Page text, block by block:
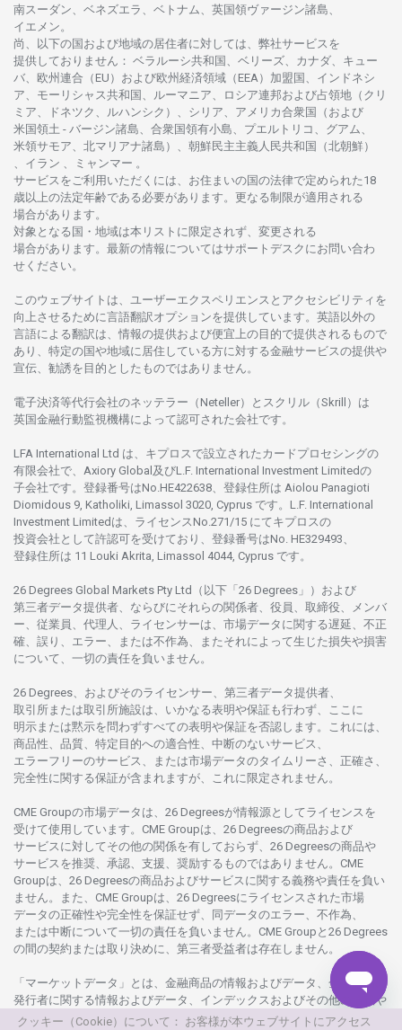
南スーダン、ベネズエラ、ベトナム、 英国領ヴァージン諸島、
イエメン。
尚、 以下の国および地域の居住者に対しては、 弊社サービスを
提供しておりません ： ベラルーシ共和国、ベリーズ、カナダ、キュー
バ、 欧州連合 （EU） および欧州経済領域 （EEA）加盟国、インドネシ
ア、 モーリシャス共和国、ルーマニア、 ロシア連邦および占領地 （クリ
ミア、ドネツク、ルハンシク）、シリア、 アメリカ合衆国 （および
米国領土 - バージン諸島、合衆国領有小島、プエルトリコ、グアム、
米領サモア、 北マリアナ諸島）、 朝鮮民主主義人民共和国 （北朝鮮）
、イラン 、ミャンマー 。
サービスを ご利用いただくには、お住まいの国の法律で定められた 18
歳以上の法定年齢である必要があります。 更なる制限が適用さ れる
場合があります。
対象となる国 ・ 地域は本 リストに限定さ れず、 変更さ れる
場合があります。 最新の情報についてはサポートデスクに お問い合わ
せくださ い。
このウェブサイトは、 ユーザーエクスペリエンスと アクセシビリティを
向上さ せるために言語翻訳オプションを提供しています。 英語以外の
言語に よる翻訳は、 情報の提供および便宜上の目的で提供さ れるもので
あり、 特定の国や地域に 居住している方に対する金融サービスの提供や
宣伝、 勧誘を 目的としたものではありません。
電子決済等代行会社のネッテラー （Neteller）と スクリル （Skrill）は
英国金融行動監視機構に よって認可さ れた会社です。
LFA International Ltd は、 キプロスで設立さ れた カードプロセシングの
有限会社で、Axiory Global及びL.F. International Investment Limitedの
子会社です。 登録番号はNo.HE422638、 登録住所は Aiolou Panagioti
Diomidous 9, Katholiki, Limassol 3020, Cyprus です。L.F. International
Investment Limitedは、 ライセンスNo.271/15 にてキプロスの
投資会社として許認可を受けており、 登録番号はNo. HE329493、
登録住所は 11 Louki Akrita, Limassol 4044, Cyprus です。
26 Degrees Global Markets Pty Ltd（以下「26 Degrees」） および
第三者データ提供者、ならびにそれらの関係者、役員、取締役、メンバ
ー、従業員、代理人、ライセンサーは、 市場データに関する遅延、不正
確、誤り、エラー、
または不作為、 またそれに よって生じた損失や損害
について、 一切の責任を負いません。
26 Degrees、 およびそのライセンサー、 第三者データ提供者、
取引所または取引所施設は、いかなる表明や保証も行わず、
ここに
明示または黙示を問わずすべての表明や保証を否認し ます。
これには、
商品性、品質、 特定目的への適合性、 中断のないサービス、
エラーフリーのサービス、 または市場データのタイムリーさ、正確さ、
完全性に関する保証が含まれますが、これに限定さ れません。
CME Groupの市場データは、26 Degreesが情報源としてライセンスを
受けて使用しています。 CME Groupは、26 Degreesの商品および
サービスに対してその他の関係を有しておらず、26 Degreesの商品や
サービスを推奨、承認、支援、 奨励するものではありません。 CME
Groupは、26 Degreesの商品およびサービスに関する義務や責任を負い
ません。また、CME Groupは、26 Degreesに ライセンスさ れた市場
データの正確性や完全性を保証せず、 同データのエラー、不作為、
または中断について一切の責任を負いません。 CME Groupと26 Degrees
の間の契約または取り 決めに、 第三者受益者は存在し ません。
「マーケットデータ」とは、 金融商品の情報およびデータ、 金融商品の
発行者に関する情報およびデータ、 インデックスおよびその他の
情報や
データを
指し、26 Degreesまたは26 Degreesグループ 会社が提供する
クッキー（Cookie）について： お客様が本ウェブサイトにアクセス